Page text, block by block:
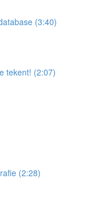
(3:40)
tekent! (2:07)
(2:28)